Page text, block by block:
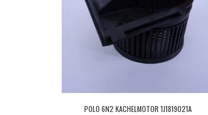
POLO 6N2 KACHELMOTOR 1J1819021A